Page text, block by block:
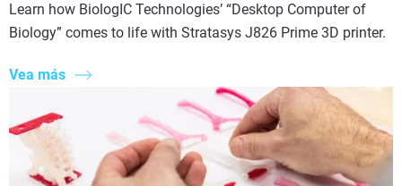
Learn how BiologIC Technologies’ “Desktop Computer of
Biology” comes to life with Stratasys J826 Prime 3D printer.
Vea más